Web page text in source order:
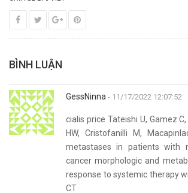
BÌNH LUẬN
GessNinna - 11/17/2022 12:07:52
cialis price Tateishi U, Gamez
HW, Cristofanilli M,
metastases in patients with
cancer morphologic and
response to systemic therapy
CT